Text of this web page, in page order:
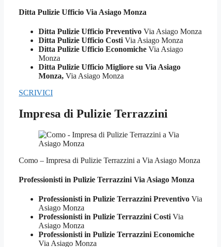
Ditta Pulizie Ufficio Via Asiago Monza
Ditta Pulizie Ufficio Preventivo Via Asiago Monza
Ditta Pulizie Ufficio Costi Via Asiago Monza
Ditta Pulizie Ufficio Economiche Via Asiago
Monza
Ditta Pulizie Ufficio Migliore su Via Asiago
Monza, Via Asiago Monza
SCRIVICI
Impresa di Pulizie Terrazzini
Como – Impresa di Pulizie Terrazzini a Via Asiago Monza
Professionisti in Pulizie Terrazzini Via Asiago Monza
Professionisti in Pulizie Terrazzini Preventivo Via
Asiago Monza
Professionisti in Pulizie Terrazzini Costi Via
Asiago Monza
Professionisti in Pulizie Terrazzini Economiche
Via Asiago Monza